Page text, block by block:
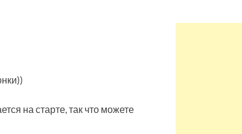
на старте, так что можете